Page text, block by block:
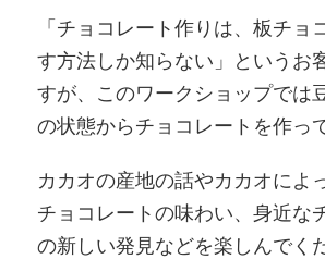
「チョコレート作りは、板チョ
す方法しか知らない」というお
すが、このワークショップでは
の状態からチョコレートを作っ
カカオの産地の話やカカオによ
チョコレートの味わい、身近な
の新しい発見などを楽しんでく